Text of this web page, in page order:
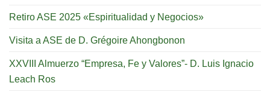
Retiro ASE 2025 «Espiritualidad y Negocios»
Visita a ASE de D. Grégoire Ahongbonon
XXVIII Almuerzo “Empresa, Fe y Valores”- D. Luis Ignacio
Leach Ros